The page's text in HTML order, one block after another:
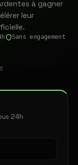
à gagner
leur
Sans engagement
24h